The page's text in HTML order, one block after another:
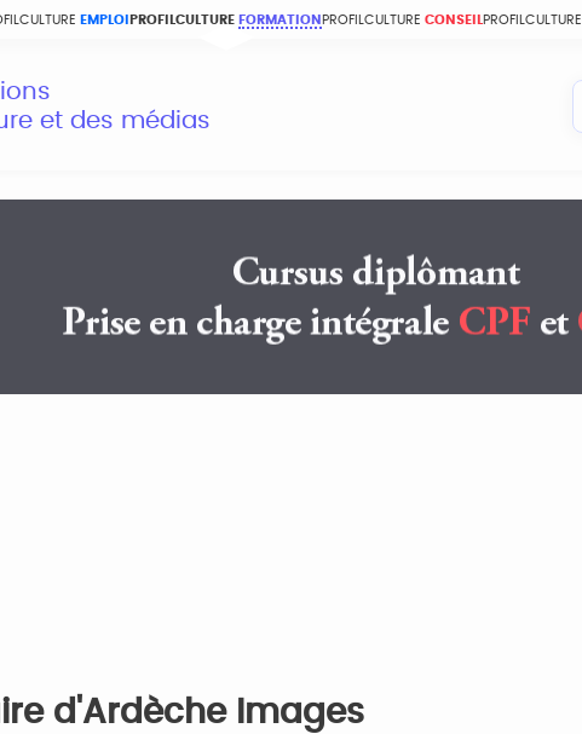
EMPLOI PROFILCULTURE FORMATION PROFILCULTURE CONSEIL PROFILCULTURE
et des médias
d'Ardèche Images